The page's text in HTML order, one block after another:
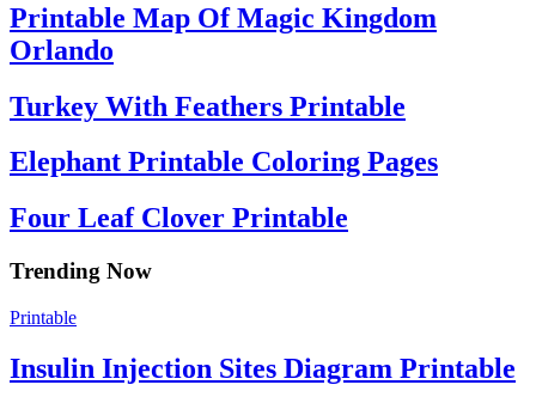
Printable Map Of Magic Kingdom
Orlando
Turkey With Feathers Printable
Elephant Printable Coloring Pages
Four Leaf Clover Printable
Trending Now
Printable
Insulin Injection Sites Diagram Printable